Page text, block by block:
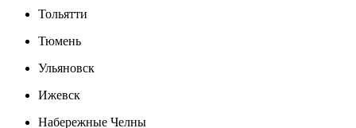
Тольятти
Тюмень
Ульяновск
Ижевск
Набережные Челны